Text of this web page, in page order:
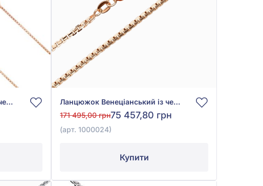
Ланцюжок Венеціанський з червоного золота 585°, арт. 109128
Ланцюжок Венеціанський із червоного золота 585°, без вставки, арт. 1000024
171 495,00 грн75 457,80 грн
(арт. 1000024)
Купити